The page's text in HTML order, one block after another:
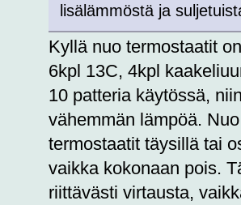
lisälämmöstä ja
Kyllä nuo termostaatit
6kpl 13C, 4kpl
10 patteria käytössä,
vähemmän lämpöä.
termostaatit täysillä tai
vaikka kokonaan pois.
riittävästi virtausta,